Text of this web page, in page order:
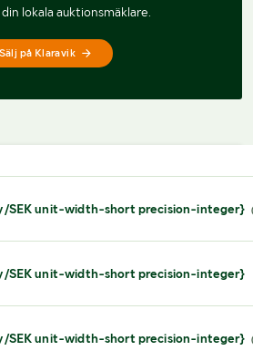
lokala auktionsmäklare.
Sälj på Klaravik
SEK unit-width-short precision-integer}
SEK unit-width-short precision-integer}
SEK unit-width-short precision-integer}